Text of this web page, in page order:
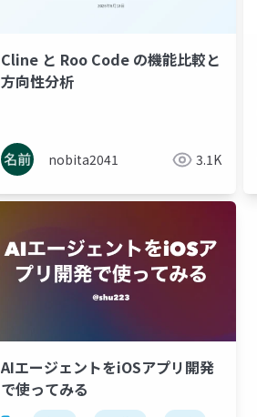
Cline と Roo Code の機能比較と
方向性分析
nobita2041 3.1K
AIエージェントをiOSアプリ開発
で使ってみる